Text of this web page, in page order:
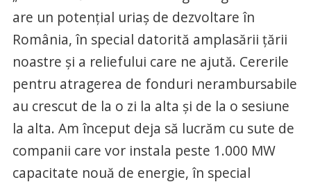
are un potențial uriaș de dezvoltare în
România, în special datorită amplasării țării
noastre și a reliefului care ne ajută. Cererile
pentru atragerea de fonduri nerambursabile
au crescut de la o zi la alta și de la o sesiune
la alta. Am început deja să lucrăm cu sute de
companii care vor instala peste 1.000 MW
capacitate nouă de energie, în special